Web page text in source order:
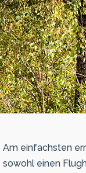
Am einfachsten
sowohl einen